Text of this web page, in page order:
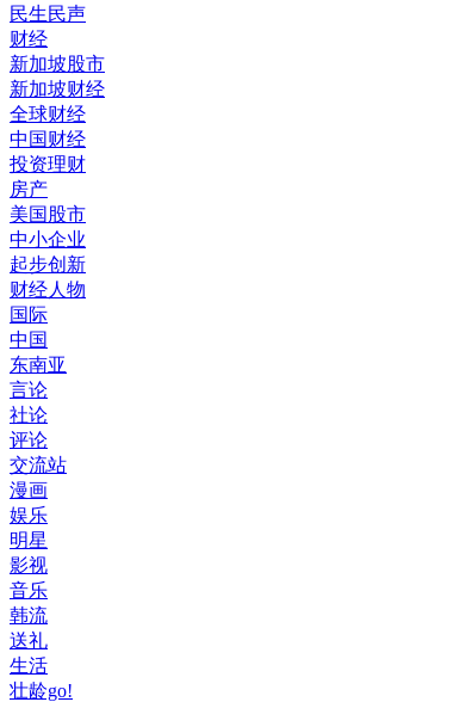
民生民声
财经
新加坡股市
新加坡财经
全球财经
中国财经
投资理财
房产
美国股市
中小企业
起步创新
财经人物
国际
中国
东南亚
言论
社论
评论
交流站
漫画
娱乐
明星
影视
音乐
韩流
送礼
生活
壮龄go!